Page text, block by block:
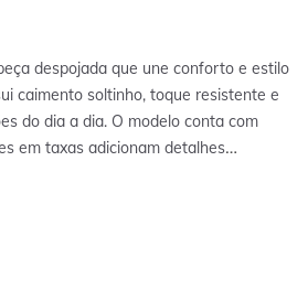
despojada que une conforto e estilo
caimento soltinho, toque resistente e
do dia a dia. O modelo conta com
em taxas adicionam detalhes